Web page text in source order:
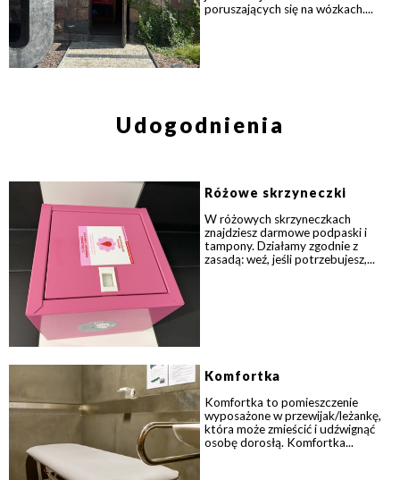
poruszających się na wózkach....
Udogodnienia
Różowe skrzyneczki
W różowych skrzyneczkach
znajdziesz darmowe podpaski i
tampony. Działamy zgodnie z
zasadą: weź, jeśli potrzebujesz,...
Komfortka
Komfortka to pomieszczenie
wyposażone w przewijak/leżankę,
która może zmieścić i udźwignąć
osobę dorosłą. Komfortka...